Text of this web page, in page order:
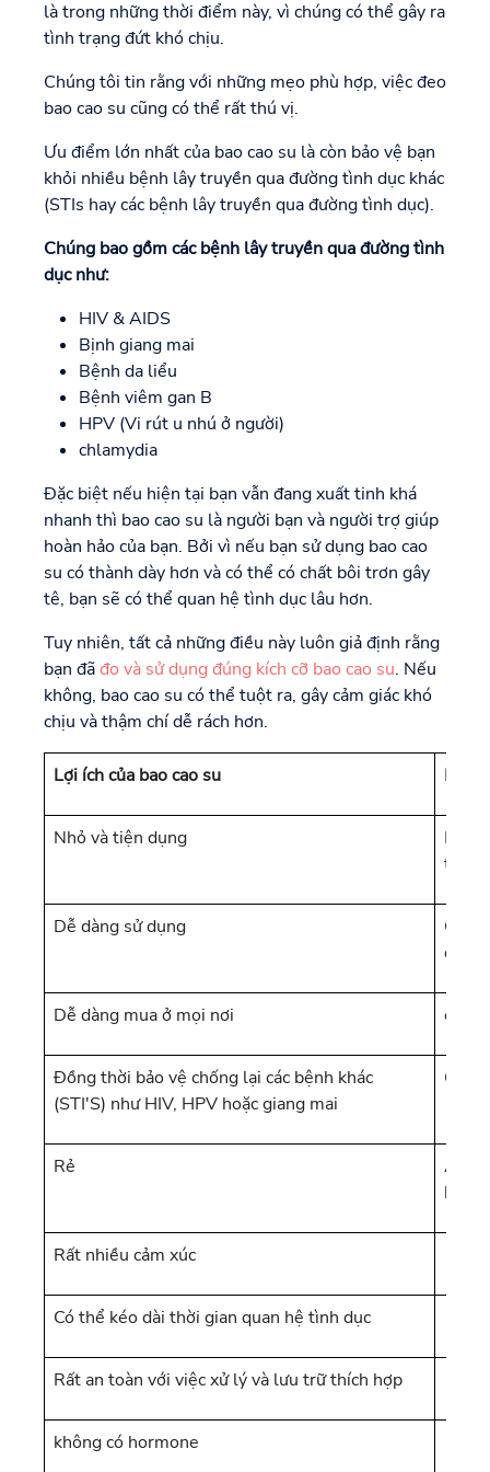
là trong những thời điểm này, vì chúng có thể gây ra
tình trạng đứt khó chịu.
Chúng tôi tin rằng với những mẹo phù hợp, việc đeo
bao cao su cũng có thể rất thú vị.
Ưu điểm lớn nhất của bao cao su là còn bảo vệ bạn
khỏi nhiều bệnh lây truyền qua đường tình dục khác
(STIs hay các bệnh lây truyền qua đường tình dục).
Chúng bao gồm các bệnh lây truyền qua đường tình
dục như:
HIV & AIDS
Bịnh giang mai
Bệnh da liểu
Bệnh viêm gan B
HPV (Vi rút u nhú ở người)
chlamydia
Đặc biệt nếu hiện tại bạn vẫn đang xuất tinh khá
nhanh thì bao cao su là người bạn và người trợ giúp
hoàn hảo của bạn. Bởi vì nếu bạn sử dụng bao cao
su có thành dày hơn và có thể có chất bôi trơn gây
tê, bạn sẽ có thể quan hệ tình dục lâu hơn.
Tuy nhiên, tất cả những điều này luôn giả định rằng
bạn đãđo và sử dụng đúng kích cỡ bao cao su. Nếu
không, bao cao su có thể tuột ra, gây cảm giác khó
chịu và thậm chí dễ rách hơn.
Lợi ích của bao cao su
Nhỏ và tiện dụng
tầm
Dễ dàng sử dụng
Có
dụng
Dễ dàng mua ở mọi nơi chi
Đồng thời bảo vệ chống lại các bệnh khác
(STI'S) như HIV, HPV hoặc giang mai
Có
Rẻ
Ăn
khó
Rất nhiều cảm xúc
Có thể kéo dài thời gian quan hệ tình dục
Rất an toàn với việc xử lý và lưu trữ thích hợp
không có hormone